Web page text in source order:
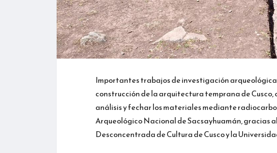
Importantes trabajos de investigación
construcción de la arquitectura temprana de
análisis y fechar los materiales mediante
Arqueológico Nacional de Sacsayhuamán, gracias
Desconcentrada de Cultura de Cusco y la